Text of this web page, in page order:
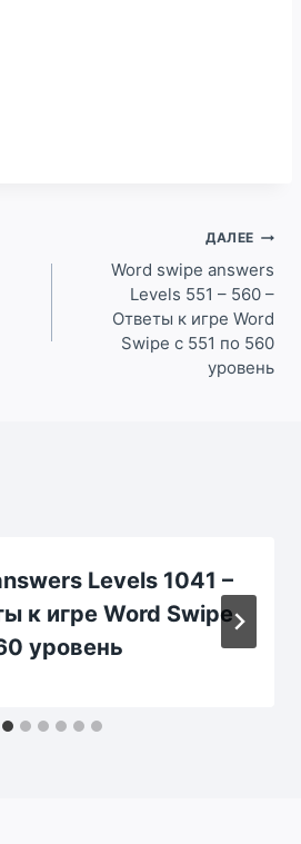
ДАЛЕЕ
Word swipe answers
Levels 551 – 560 –
Ответы к игре Word
Swipe с 551 по 560
уровень
Levels 1041 –
к игре Word Swipe
уровень